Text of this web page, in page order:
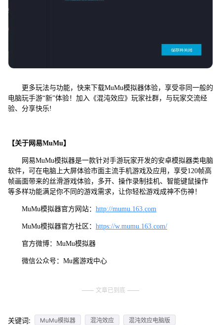
更多玩法与功能，快来下载MuMu模拟器体验，享受非同一般的
电脑玩手游“新”体验！加入《混沌效应》玩家社群，与玩家交流经
验、分享快乐!
【关于网易MuMu】
网易MuMu模拟器是一款针对手游玩家开发的安卓模拟器类电脑
软件，可在电脑上大屏体验市面主流手机游戏及应用，享受120帧高
帧画面带来的丝滑游戏体验，多开、操作录制挂机、智能键鼠操作
等多样功能满足你不同的游戏需求，让你轻松游戏成神不伤神！
MuMu模拟器官方网站： http://mumu.163.com
MuMu模拟器官方社区： https://w.mumu.163.com/
官方微博：MuMu模拟器
微信公众号：Mu酱游戏中心
文章已到底
关键词: MuMu模拟器 混沌效应
混沌效应电脑版